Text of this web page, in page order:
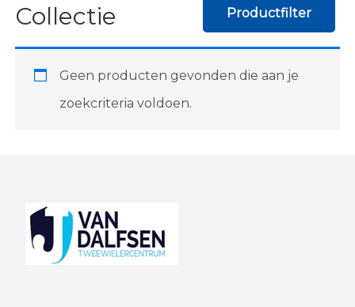
Productfilter
Collectie
Geen producten gevonden die aan je
zoekcriteria voldoen.
Footer